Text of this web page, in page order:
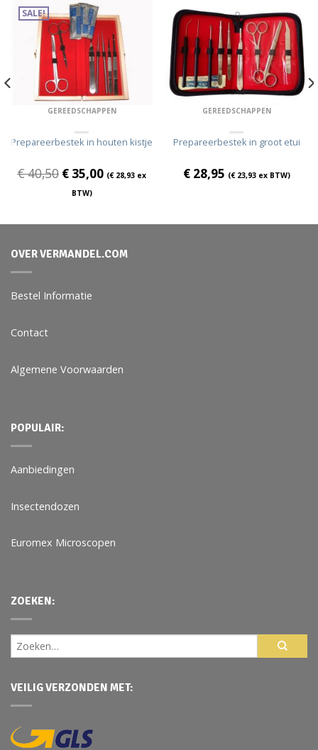
SALE!
GEREEDSCHAPPEN
Prepareerbestek in houten kistje
€40,50 € 35,00 (€28,93 ex
BTW)
GEREEDSCHAPPEN
Prepareerbestek in groot etui
€28,95 (€23,93ex BTW)
OVER VERMANDEL.COM
Bestel Informatie
Contact
Algemene Voorwaarden
POPULAIR:
Aanbiedingen
Insectendozen
Euromex Microscopen
ZOEKEN:
VEILIG VERZONDEN MET: